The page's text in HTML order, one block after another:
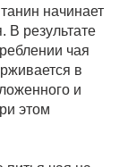
начинает
В результате
чая
в
и
этом